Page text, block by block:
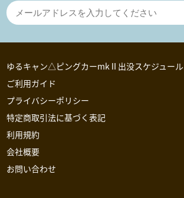
ゆるキャン△ピングカーmkⅡ出没スケジュール
ご利用ガイド
プライバシーポリシー
特定商取引法に基づく表記
利用規約
会社概要
お問い合わせ